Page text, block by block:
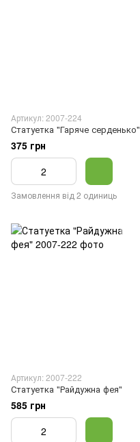
Артикул: 2007-224
Статуетка "Гаряче серденько"
375 грн
Замовлення від 2 одиниць
Артикул: 2007-222
Статуетка "Райдужна фея"
585 грн